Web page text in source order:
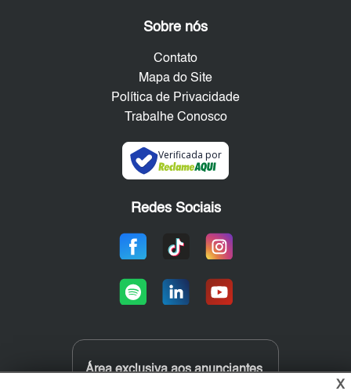
Sobre nós
Contato
Mapa do Site
Política de Privacidade
Trabalhe Conosco
Verificada por
Redes Sociais
Área exclusiva aos anunciantes,
X